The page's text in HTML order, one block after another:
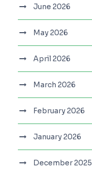
June 2026
May 2026
April 2026
March 2026
February 2026
January 2026
December 2025